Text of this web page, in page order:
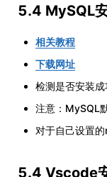
5.4 MySQL
相关教程
下载网址
检测是否安装成
注意：MySQL
对于自己设置
5.4 Vscode